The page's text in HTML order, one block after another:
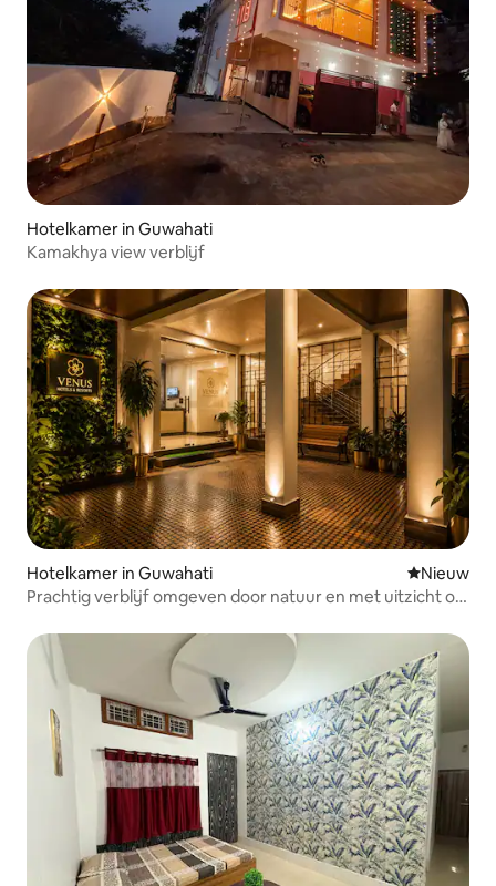
Hotelkamer in Guwahati
Kamakhya view verblijf
Hotelkamer in Guwahati Nieuwe
Nieuw
Prachtig verblijf omgeven door natuur en met uitzicht op